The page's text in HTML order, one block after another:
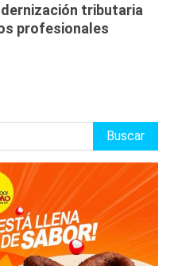
tributaria
profesionales